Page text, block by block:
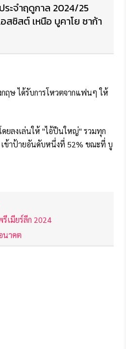
ระจำฤดูกาล 2024/25
สซิสต์ เหนือ บูคาโย ซาก้า
ฤษ ได้รับการโหวตจากแฟนๆ ให้
ดยลงเล่นให้ "ไอ้ปืนใหญ่" รวมทุก
เข้าป้ายอันดับหนึ่งที่ 52% ขณะที่ บู
เมียร์ลีก 2024
นาคต